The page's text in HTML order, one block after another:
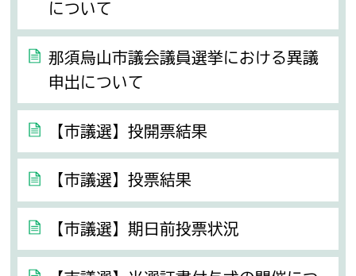
について
那須烏山市議会議員選挙における異議
申出について
【市議選】投開票結果
【市議選】投票結果
【市議選】期日前投票状況